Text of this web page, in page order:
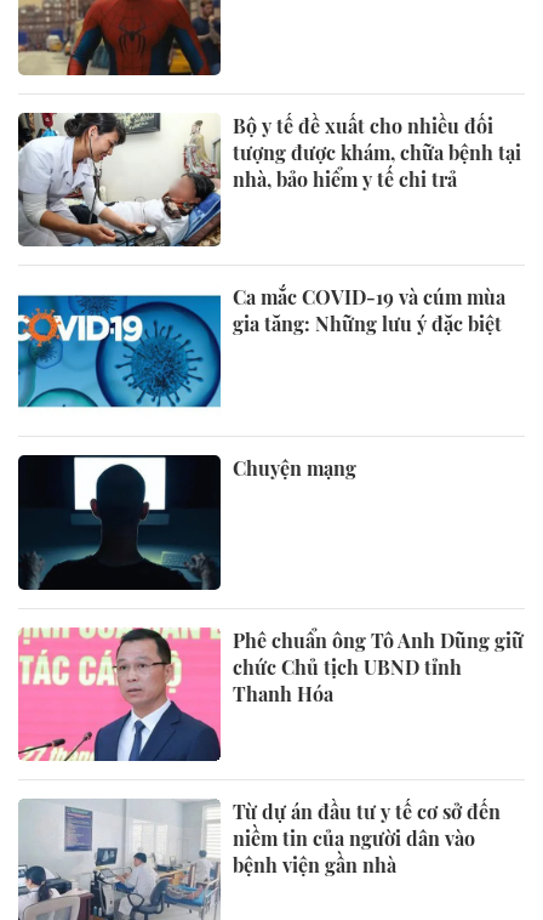
Bộ y tế đề xuất cho nhiều đối
tượng được khám, chữa bệnh tại
nhà, bảo hiểm y tế chi trả
Ca mắc COVID-19 và cúm mùa
gia tăng: Những lưu ý đặc biệt
Chuyện mạng
Phê chuẩn ông Tô Anh Dũng giữ
chức Chủ tịch UBND tỉnh
Thanh Hóa
Từ dự án đầu tư y tế cơ sở đến
niềm tin của người dân vào
bệnh viện gần nhà